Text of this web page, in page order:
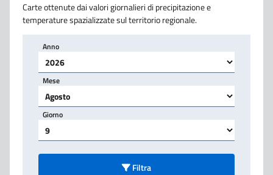
Carte ottenute dai valori giornalieri di precipitazione e
temperature spazializzate sul territorio regionale.
Anno
Mese
Giorno
Filtra